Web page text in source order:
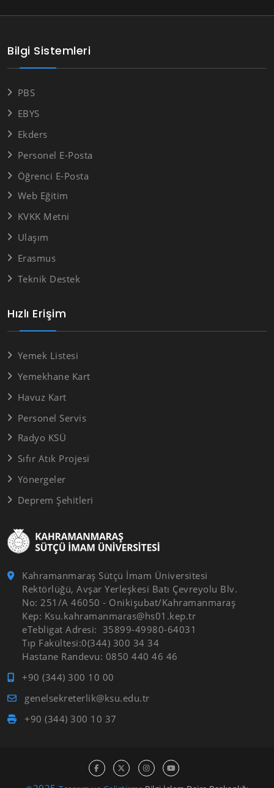
Kahramanmaraş Sütçü İmam Üniversitesi
Rektörlüğü, Avşar Yerleşkesi Batı Çevreyolu Blv.
No: 251/A 46050 - Onikişubat/Kahramanmaraş
Kep: Ksu.kahramanmaras@hs01.kep.tr
eTebligat Adresi: 35899-49980-64031
Tıp Fakültesi:0(344) 300 34 34
Hastane Randevu: 0850 440 46 46
+90 (344) 300 10 00
genelsekreterlik@ksu.edu.tr
+90 (344) 300 10 37
Hızlı Erişim
Yemek Listesi
Yemekhane Kart
Havuz Kart
Personel Servis
Radyo KSÜ
Sıfır Atık Projesi
Yönergeler
Deprem Şehitleri
Bilgi Sistemleri
PBS
EBYS
Ekders
Personel E-Posta
Öğrenci E-Posta
Web Eğitim
KVKK Metni
Ulaşım
Erasmus
Teknik Destek